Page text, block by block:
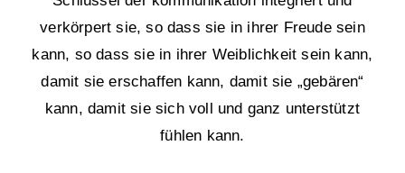
verkörpert sie, so dass sie in ihrer Freude sein
kann, so dass sie in ihrer Weiblichkeit sein kann,
damit sie erschaffen kann, damit sie „gebären“
kann, damit sie sich voll und ganz unterstützt
fühlen kann.